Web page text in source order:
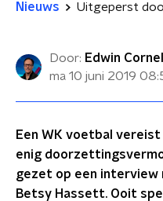
Nieuws Uitgeperst
Door: Edwin
ma 10 juni 2019
Een WK voetbal
enig
gezet op een interview
Betsy Hassett. Ooit